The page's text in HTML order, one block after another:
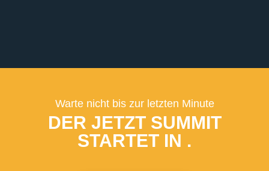
Warte nicht bis zur letzten Minute
DER JETZT SUMMIT
STARTET IN .